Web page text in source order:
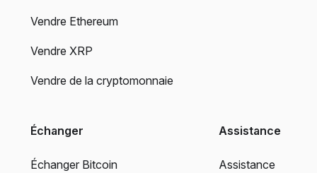
Vendre Ethereum
Vendre XRP
Vendre de la cryptomonnaie
Échanger
Échanger Bitcoin
Assistance
Assistance